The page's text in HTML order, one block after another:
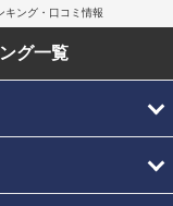
キング・口コミ情報
グ一覧